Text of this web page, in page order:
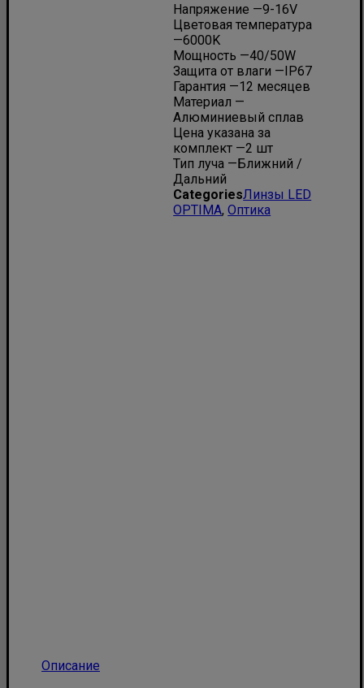
Напряжение —9-16V
Цветовая температура
—6000K
Мощность —40/50W
Защита от влаги —IP67
Гарантия —12 месяцев
Материал —
Алюминиевый сплав
Цена указана за
комплект —2 шт
Тип луча —Ближний /
Дальний
CategoriesЛинзы LED
OPTIMA,Оптика
Описание